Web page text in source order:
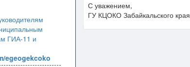
ГИА-11 и
egeogekcoko
С уважением,
ГУ КЦОКО Забайкальского края